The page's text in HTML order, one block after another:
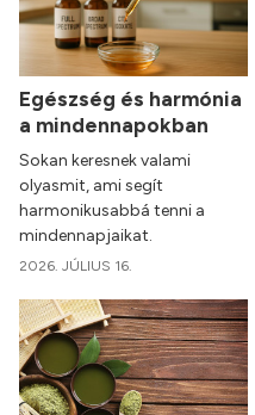
Egészség és harmónia
a mindennapokban
Sokan keresnek valami
olyasmit, ami segít
harmonikusabbá tenni a
mindennapjaikat.
2026. JÚLIUS 16.